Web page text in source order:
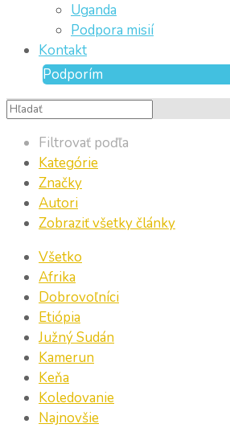
Uganda
Podpora misií
Kontakt
Podporím
Filtrovať poďľa
Kategórie
Značky
Autori
Zobraziť všetky články
Všetko
Afrika
Dobrovoľníci
Etiópia
Južný Sudán
Kamerun
Keňa
Koledovanie
Najnovšie